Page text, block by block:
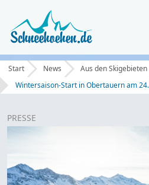
Start News
Aus den Skigebieten
Wintersaison-Start in Obertauern am
PRESSE